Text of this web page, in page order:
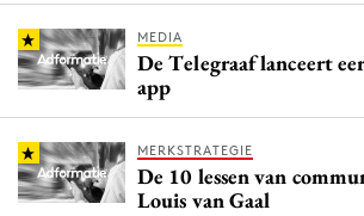
MEDIA
De Telegraaf lanceert
app
MERKSTRATEGIE
De 10 lessen van
Louis van Gaal